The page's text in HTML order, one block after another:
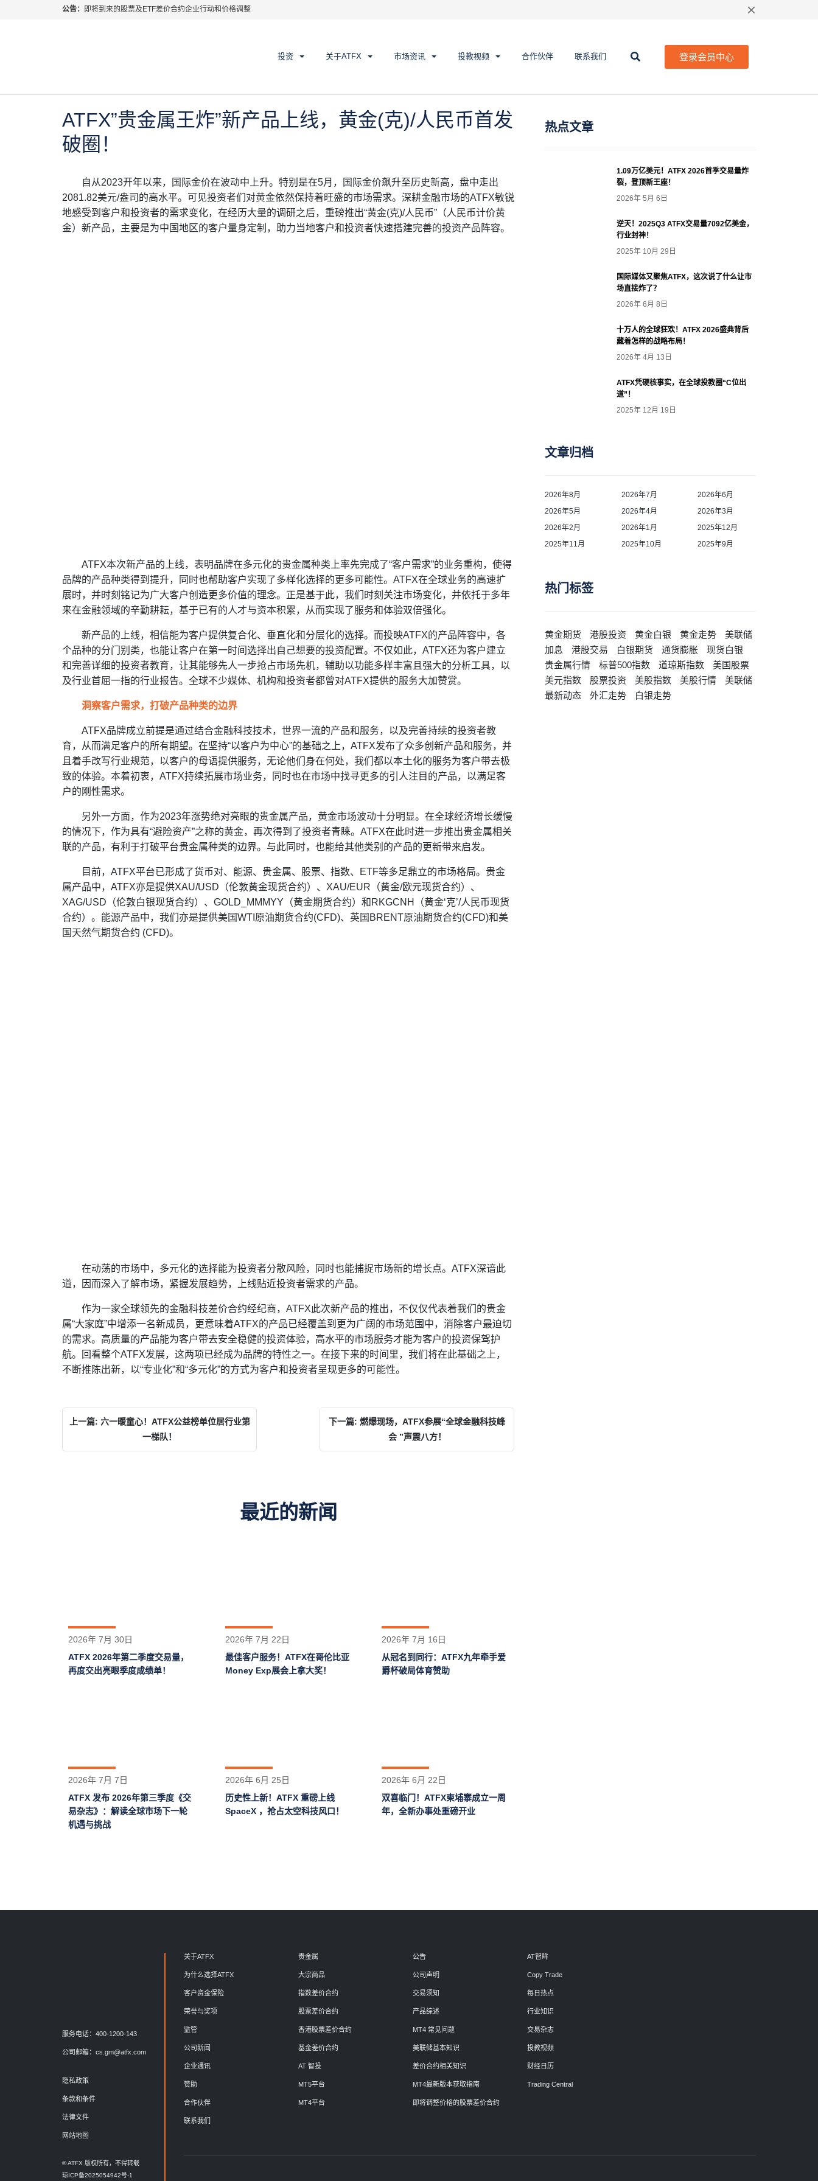
公告： 即将到来的股票及ETF差价合约企业行动和价格调整
投资 关于ATFX 市场资讯 投教视频 合作伙伴 联系我们 登录会员中心
ATFX”贵金属王炸”新产品上线，黄金(克)/人民币首发
破圈！
自从2023开年以来，国际金价在波动中上升。特别是在5月，国际金价飙升至历史新高，盘中走出
2081.82美元/盎司的高水平。可见投资者们对黄金依然保持着旺盛的市场需求。深耕金融市场的ATFX敏锐
地感受到客户和投资者的需求变化，在经历大量的调研之后，重磅推出“黄金(克)/人民币”（人民币计价黄
金）新产品，主要是为中国地区的客户量身定制，助力当地客户和投资者快速搭建完善的投资产品阵容。
ATFX本次新产品的上线，表明品牌在多元化的贵金属种类上率先完成了“客户需求”的业务重构，使得
品牌的产品种类得到提升，同时也帮助客户实现了多样化选择的更多可能性。ATFX在全球业务的高速扩
展时，并时刻铭记为广大客户创造更多价值的理念。正是基于此，我们时刻关注市场变化，并依托于多年
来在金融领域的辛勤耕耘，基于已有的人才与资本积累，从而实现了服务和体验双倍强化。
新产品的上线，相信能为客户提供复合化、垂直化和分层化的选择。而投映ATFX的产品阵容中，各
个品种的分门别类，也能让客户在第一时间选择出自己想要的投资配置。不仅如此，ATFX还为客户建立
和完善详细的投资者教育，让其能够先人一步抢占市场先机，辅助以功能多样丰富且强大的分析工具，以
及行业首屈一指的行业报告。全球不少媒体、机构和投资者都曾对ATFX提供的服务大加赞赏。
洞察客户需求，打破产品种类的边界
ATFX品牌成立前提是通过结合金融科技技术，世界一流的产品和服务，以及完善持续的投资者教
育，从而满足客户的所有期望。在坚持“以客户为中心”的基础之上，ATFX发布了众多创新产品和服务，并
且着手改写行业规范，以客户的母语提供服务，无论他们身在何处，我们都以本土化的服务为客户带去极
致的体验。本着初衷，ATFX持续拓展市场业务，同时也在市场中找寻更多的引人注目的产品，以满足客
户的刚性需求。
另外一方面，作为2023年涨势绝对亮眼的贵金属产品，黄金市场波动十分明显。在全球经济增长缓慢
的情况下，作为具有“避险资产”之称的黄金，再次得到了投资者青睐。ATFX在此时进一步推出贵金属相关
联的产品，有利于打破平台贵金属种类的边界。与此同时，也能给其他类别的产品的更新带来启发。
目前，ATFX平台已形成了货币对、能源、贵金属、股票、指数、ETF等多足鼎立的市场格局。贵金
属产品中，ATFX亦是提供XAU/USD（伦敦黄金现货合约）、XAU/EUR（黄金/欧元现货合约）、
XAG/USD（伦敦白银现货合约）、GOLD_MMMYY（黄金期货合约）和RKGCNH（黄金‘克’/人民币现货
合约）。能源产品中，我们亦是提供美国WTI原油期货合约(CFD)、英国BRENT原油期货合约(CFD)和美
国天然气期货合约 (CFD)。
在动荡的市场中，多元化的选择能为投资者分散风险，同时也能捕捉市场新的增长点。ATFX深谙此
道，因而深入了解市场，紧握发展趋势，上线贴近投资者需求的产品。
作为一家全球领先的金融科技差价合约经纪商，ATFX此次新产品的推出，不仅仅代表着我们的贵金
属“大家庭”中增添一名新成员，更意味着ATFX的产品已经覆盖到更为广阔的市场范围中，消除客户最迫切
的需求。高质量的产品能为客户带去安全稳健的投资体验，高水平的市场服务才能为客户的投资保驾护
航。回看整个ATFX发展，这两项已经成为品牌的特性之一。在接下来的时间里，我们将在此基础之上，
不断推陈出新，以“专业化”和“多元化”的方式为客户和投资者呈现更多的可能性。
上一篇: 六一暖童心！ATFX公益榜单位居行业第
一梯队！
下一篇: 燃爆现场，ATFX参展“全球金融科技峰
会 ”声震八方！
最近的新闻
2026年 7月 30日
ATFX 2026年第二季度交易量，
再度交出亮眼季度成绩单！
2026年 7月 22日
最佳客户服务！ATFX在哥伦比亚
Money Exp展会上拿大奖！
2026年 7月 16日
从冠名到同行：ATFX九年牵手爱
爵杯破局体育赞助
2026年 7月 7日
ATFX 发布 2026年第三季度《交
易杂志》：解读全球市场下一轮
机遇与挑战
2026年 6月 25日
历史性上新！ATFX 重磅上线
SpaceX ，抢占太空科技风口！
2026年 6月 22日
双喜临门！ATFX柬埔寨成立一周
年，全新办事处重磅开业
热点文章
1.09万亿美元！ATFX 2026首季交易量炸
裂，登顶新王座！
2026年 5月 6日
逆天！2025Q3 ATFX交易量7092亿美金，
行业封神！
2025年 10月 29日
国际媒体又聚焦ATFX，这次说了什么让市
场直接炸了？
2026年 6月 8日
十万人的全球狂欢！ATFX 2026盛典背后
藏着怎样的战略布局！
2026年 4月 13日
ATFX凭硬核事实，在全球投教圈“C位出
道”！
2025年 12月 19日
文章归档
2026年8月 2026年7月
2026年6月
2026年5月
2026年4月
2026年3月
2026年2月
2026年1月
2025年12月
2025年11月
2025年10月 2025年9月
热门标签
黄金期货 港股投资 黄金白银 黄金走势
美联储
加息
港股交易 白银期货 通货膨胀
现货白银
贵金属行情
标普500指数 道琼斯指数
美国股票
美元指数
股票投资 美股指数 美股行情
美联储
最新动态
外汇走势 白银走势
服务电话：400-1200-143
公司邮箱： cs.gm@atfx.com
隐私政策
条款和条件
法律文件
网站地图
© ATFX 版权所有，不得转载
琼ICP备2025054942号-1
关于ATFX
为什么选择ATFX
客户资金保险
荣誉与奖项
监管
公司新闻
企业通讯
赞助
合作伙伴
联系我们
贵金属
大宗商品
指数差价合约
股票差价合约
香港股票差价合约
基金差价合约
AT 智投
MT5平台
MT4平台
公告
公司声明
交易须知
产品综述
MT4 常见问题
美联储基本知识
差价合约相关知识
MT4最新版本获取指南
即将调整价格的股票差价合约
AT智眸
Copy Trade
每日热点
行业知识
交易杂志
投教视频
财经日历
Trading Central